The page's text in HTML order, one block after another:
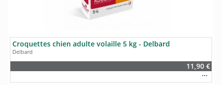
Croquettes chien adulte volaille 5 kg - Delbard
Delbard
11,90 €